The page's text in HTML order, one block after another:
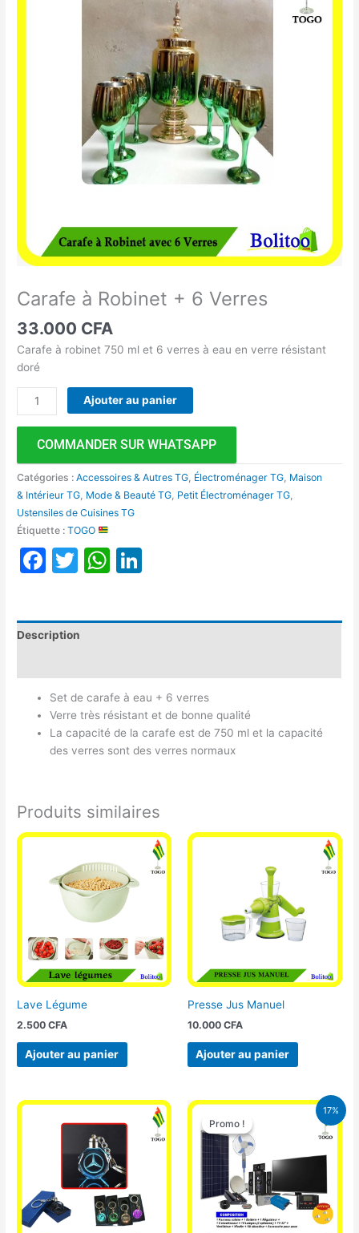
Carafe à Robinet + 6 Verres
33.000 CFA
Carafe à robinet750 ml et 6 verres à eau en verre résistant
doré
Ajouter au panier
COMMANDER SUR WHATSAPP
Catégories :Accessoires & Autres TG Électroménager TG Maison
& Intérieur TG Mode & Beauté TG Petit Électroménager TG
Ustensiles de Cuisines TG
Étiquette :TOGO
Facebook
TwitterWhatsApp
Description
Set de carafe à eau + 6 verres
Verre très résistant et de bonne qualité
La capacité de la carafe est de 750 ml et la capacité
des verres sont des verres normaux
Produits similaires
Lave Légume
2.500CFA
Ajouter au panier
Presse Jus Manuel
10.000 CFA
Ajouter au panier
17%
Promo !
Promo !
Le
initial
était :
430.000 CFA.
Le
prix
actuel
est :
355.000